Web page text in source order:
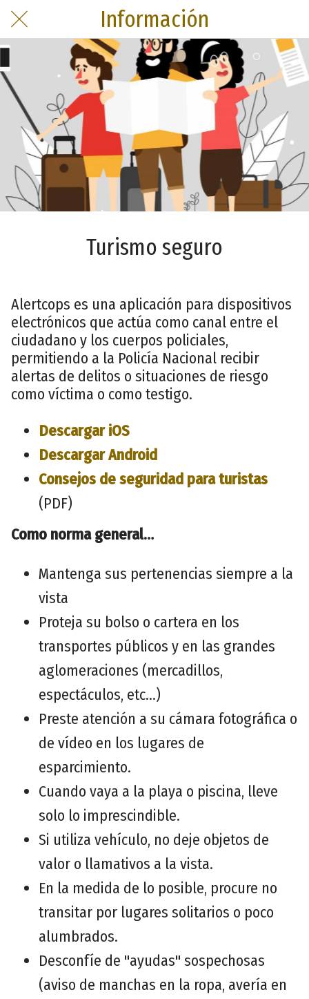
Información
Turismo seguro
Alertcops es una aplicación para dispositivos
electrónicos que actúa como canal entre el
ciudadano y los cuerpos policiales,
permitiendo a la Policía Nacional recibir
alertas de delitos o situaciones de riesgo
como víctima o como testigo.
Descargar iOS
Descargar Android
Consejos de seguridad para turistas
(PDF)
Como norma general…
Mantenga sus pertenencias siempre a la
vista
Proteja su bolso o cartera en los
transportes públicos y en las grandes
aglomeraciones (mercadillos,
espectáculos, etc…)
Preste atención a su cámara fotográfica o
de vídeo en los lugares de
esparcimiento.
Cuando vaya a la playa o piscina, lleve
solo lo imprescindible.
Si utiliza vehículo, no deje objetos de
valor o llamativos a la vista.
En la medida de lo posible, procure no
transitar por lugares solitarios o poco
alumbrados.
Desconfíe de "ayudas" sospechosas
(aviso de manchas en la ropa, avería en